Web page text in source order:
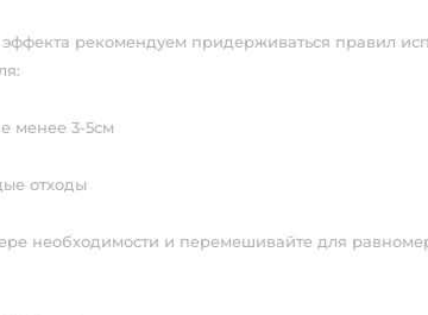
рекомендуем придерживаться правил
менее 3-5см⠀
отходы⠀
необходимости и перемешивайте для